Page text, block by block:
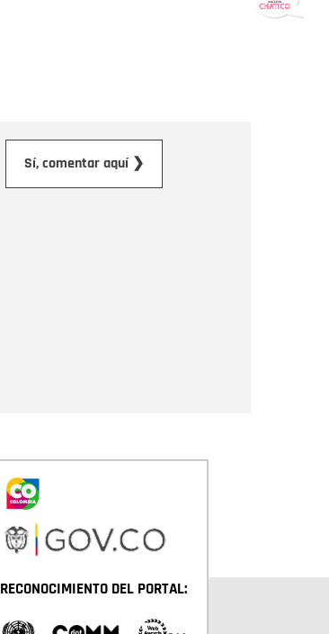
Sí, comentar aquí ❯
RECONOCIMIENTO DEL PORTAL: